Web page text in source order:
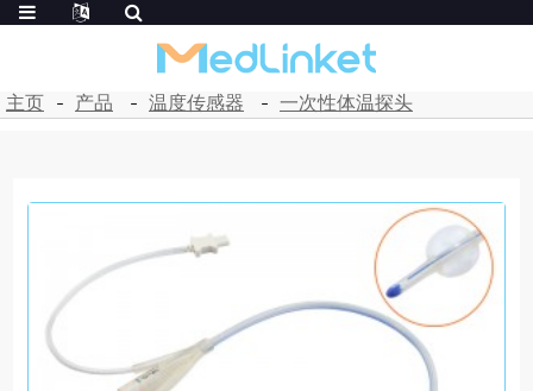
主页 产品 温度传感器 一次性体温探头